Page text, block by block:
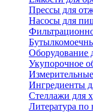
Прессы для
Насосы для
Оборудование
Укупорочное
Ингредиенты
Стеллажи для
Литература